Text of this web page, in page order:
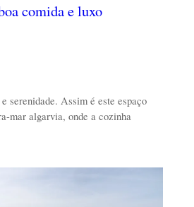
comida e luxo
serenidade. Assim é este espaço
mar algarvia, onde a cozinha